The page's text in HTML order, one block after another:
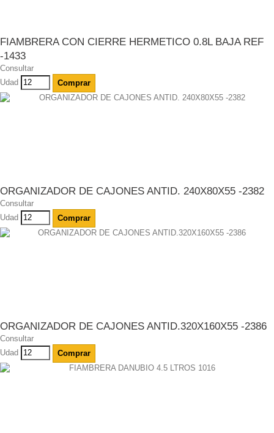
FIAMBRERA CON CIERRE HERMETICO 0.8L BAJA REF
-1433
Consultar
Udad
Comprar
ORGANIZADOR DE CAJONES ANTID. 240X80X55 -2382
Consultar
Udad
Comprar
ORGANIZADOR DE CAJONES ANTID.320X160X55 -2386
Consultar
Udad
Comprar